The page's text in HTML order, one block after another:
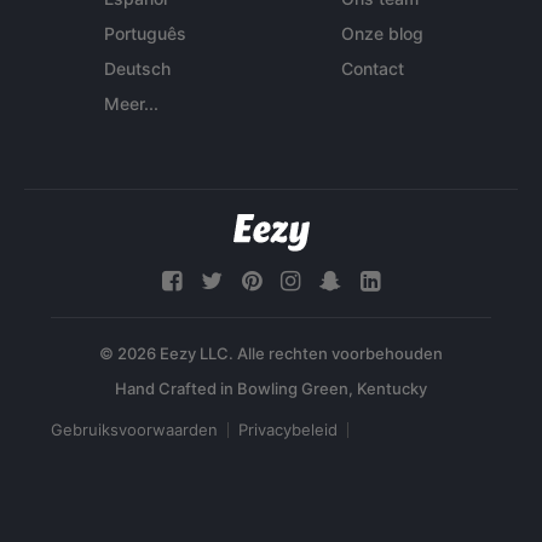
Português
Deutsch
Meer...
Onze blog
Contact
© 2026 Eezy LLC. Alle rechten voorbehouden
Gebruiksvoorwaarden Privacybeleid